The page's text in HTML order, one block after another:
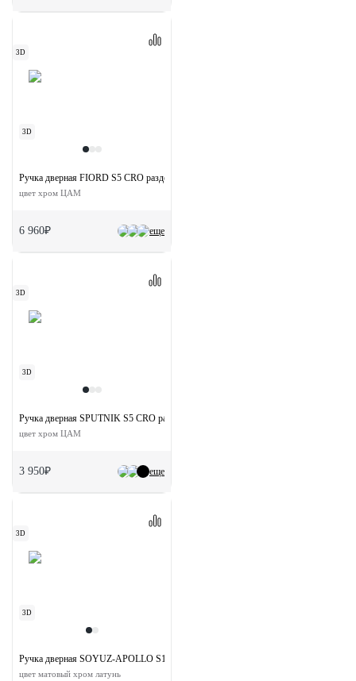
3D
3D
еще
Ручка дверная FIORD S5 CRO раздельная на квадратной розетке
цвет хром ЦАМ
6 960₽
3D
3D
еще
Ручка дверная SPUTNIK S5 CRO раздельная на квадратной розетке
цвет хром ЦАМ
3 950₽
3D
3D
Ручка дверная SOYUZ-APOLLO S1-E SSS на квадратной розетке
цвет матовый хром латунь